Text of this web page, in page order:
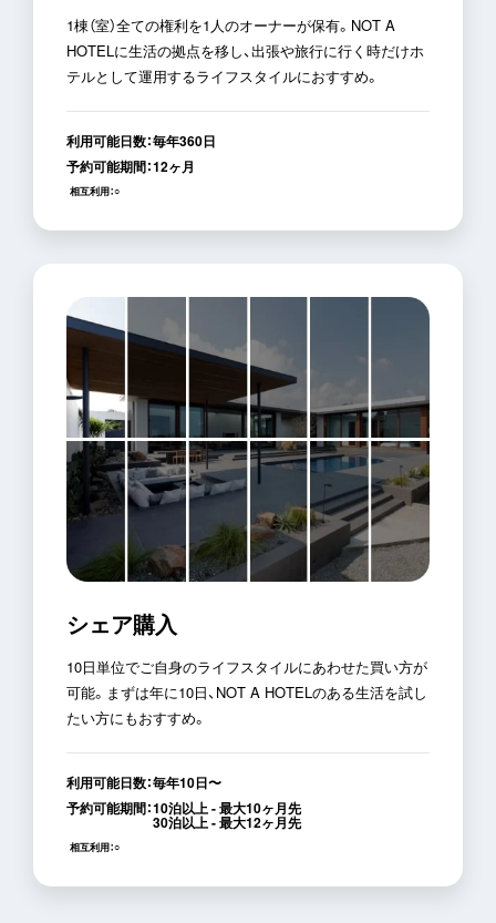
1棟（室）全ての権利を1人のオーナーが保有。NOT A
HOTELに生活の拠点を移し、出張や旅行に行く時だけホ
テルとして運用するライフスタイルにおすすめ。
利用可能日数：毎年360日
予約可能期間：12ヶ月
相互利用：○
シェア購入
10日単位でご自身のライフスタイルにあわせた買い方が
可能。まずは年に10日、NOT A HOTELのある生活を試し
たい方にもおすすめ。
利用可能日数：毎年10日〜
予約可能期間：10泊以上 - 最大10ヶ月先
30泊以上 - 最大12ヶ月先
相互利用：○